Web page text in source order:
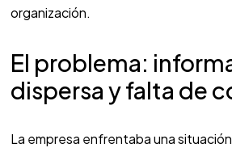
organización.
El problema:
dispersa y falta de
La empresa enfrentaba una